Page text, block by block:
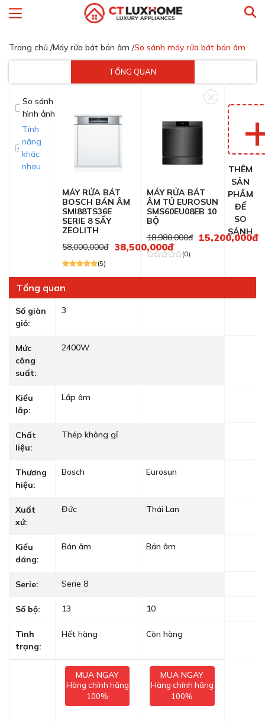
Trang chủ /Máy rửa bát bán âm /So sánh máy rửa bát bán âm
TỔNG QUAN
So sánh
hình ảnh
Tính
năng
khác
nhau
MÁY RỬA BÁT
BOSCH BÁN ÂM
SMI88TS36E
SERIE 8 SẤY
ZEOLITH
58,000,000đ 38,500,000đ
(5)
MÁY RỬA BÁT
ÂM TỦ EUROSUN
SMS60EU08EB 10
BỘ
18,980,000đ
15,200,000đ
(0)
THÊM
SẢN
PHẨM
ĐỂ
SO
SÁNH
Tổng quan
Số giàn
giỏ:
3
Mức
công
suất:
2400W
Kiểu
lắp:
Lắp âm
Chất
liệu:
Thép không gỉ
Thương
hiệu:
Bosch Eurosun
Xuất
xứ:
Đức Thái Lan
Kiểu
dáng:
Bán âm Bán âm
Serie: Serie 8
Số bộ: 13 10
Tình
trạng:
Hết hàng Còn hàng
MUA NGAY
Hàng chính hãng
100%
MUA NGAY
Hàng chính hãng
100%